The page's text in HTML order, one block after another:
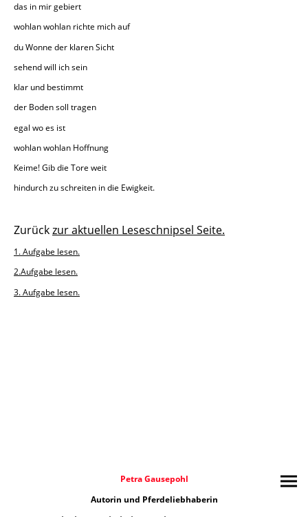
das in mir gebiert
wohlanwohlan richte mich auf
du Wonne der klaren Sicht
sehend will ich sein
klar und bestimmt
der Boden soll tragen
egal wo es ist
wohlanwohlan Hoffnung
Keime! Gib die Tore weit
hindurch zu schreiten in die Ewigkeit.
Zurückzur aktuellen Leseschnipsel Seite.
1. Aufgabe lesen.
2.Aufgabe lesen.
3. Aufgabe lesen.
Petra Gausepohl
Autorin und Pferdeliebhaberin